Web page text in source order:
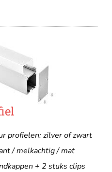
profielen: zilver of zwart
/ melkachtig / mat
+ 2 stuks clips